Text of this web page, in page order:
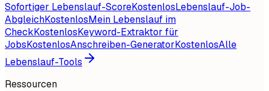
Sofortiger Lebenslauf-ScoreKostenlosLebenslauf-Job-
AbgleichKostenlosMein Lebenslauf im
CheckKostenlosKeyword-Extraktor für
JobsKostenlosAnschreiben-GeneratorKostenlosAlle
Lebenslauf-Tools
Ressourcen